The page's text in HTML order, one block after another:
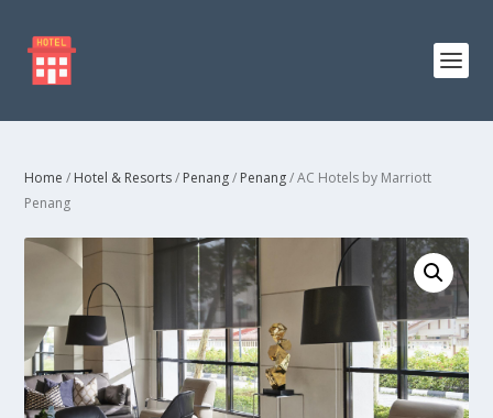
Home / Hotel & Resorts/ Penang/ Penang/ AC Hotels by Marriott
Penang